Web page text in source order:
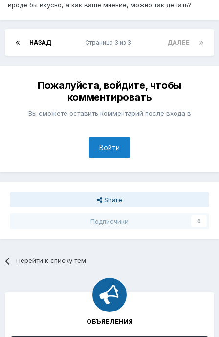
вроде бы вкусно, а как ваше мнение, можно так делать?
НАЗАД ДАЛЕЕ
Страница 3 из 3
Пожалуйста, войдите, чтобы
комментировать
Вы сможете оставить комментарий после входа в
Войти
Share
Подписчики 0
Перейти к списку тем
ОБЪЯВЛЕНИЯ